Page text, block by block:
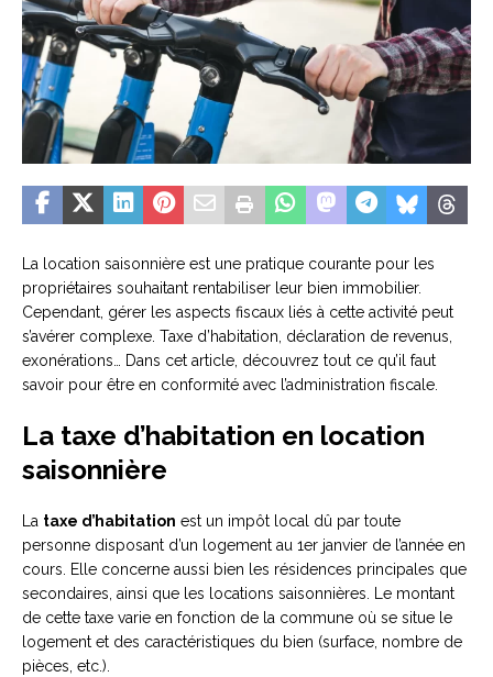
La location saisonnière est une pratique courante pour les
propriétaires souhaitant rentabiliser leur bien immobilier.
Cependant, gérer les aspects fiscaux liés à cette activité peut
s’avérer complexe. Taxe d’habitation, déclaration de revenus,
exonérations… Dans cet article, découvrez tout ce qu’il faut
savoir pour être en conformité avec l’administration fiscale.
La taxe d’habitation en location
saisonnière
La taxe d’habitation est un impôt local dû par toute
personne disposant d’un logement au 1er janvier de l’année en
cours. Elle concerne aussi bien les résidences principales que
secondaires, ainsi que les locations saisonnières. Le montant
de cette taxe varie en fonction de la commune où se situe le
logement et des caractéristiques du bien (surface, nombre de
pièces, etc.).